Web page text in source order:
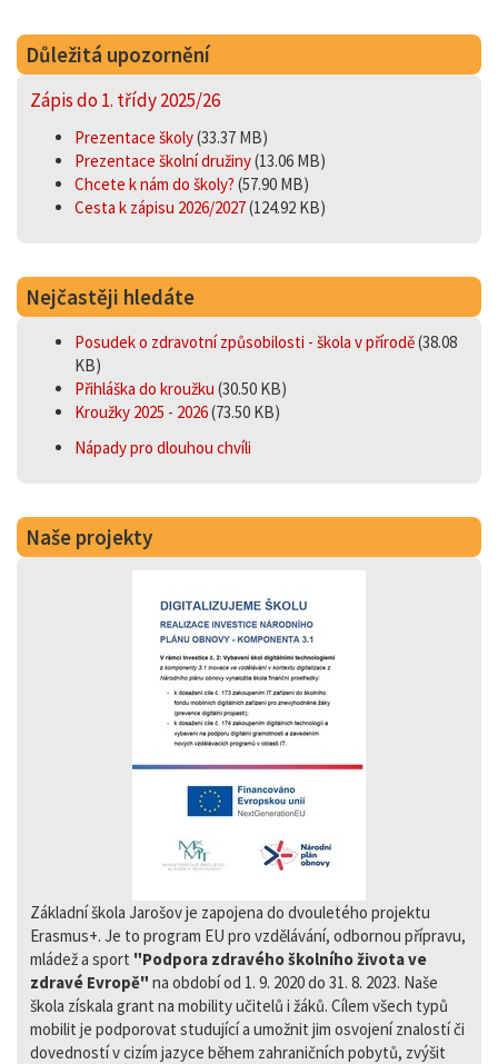
Důležitá upozornění
Zápis do 1. třídy 2025/26
Prezentace školy(33.37 MB)
Prezentace školní družiny(13.06 MB)
Chcete k nám do školy? (57.90 MB)
Cesta k zápisu 2026/2027(124.92 KB)
Nejčastěji hledáte
Posudek o zdravotní způsobilosti - škola v přírodě(38.08
KB)
Přihláška do kroužku (30.50 KB)
Kroužky 2025 - 2026(73.50 KB)
Nápady pro dlouhou chvíli
Naše projekty
Základní škola Jarošov je zapojena do dvouletého projektu
Erasmus+. Je to program EU pro vzdělávání, odbornou přípravu,
mládež a sport "Podpora zdravého školního života ve
zdravé Evropě" na období od 1. 9. 2020 do 31. 8. 2023. Naše
škola získala grant na mobility učitelů i žáků. Cílem všech typů
mobilit je podporovat studující a umožnit jim osvojení znalostí či
dovedností v cizím jazyce během zahraničních pobytů, zvýšit